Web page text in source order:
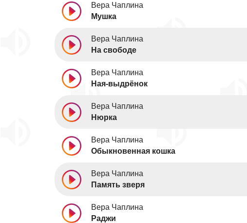
Вера Чаплина
Мушка
Вера Чаплина
На свободе
Вера Чаплина
Ная-выдрёнок
Вера Чаплина
Нюрка
Вера Чаплина
Обыкновенная кошка
Вера Чаплина
Память зверя
Вера Чаплина
Раджи